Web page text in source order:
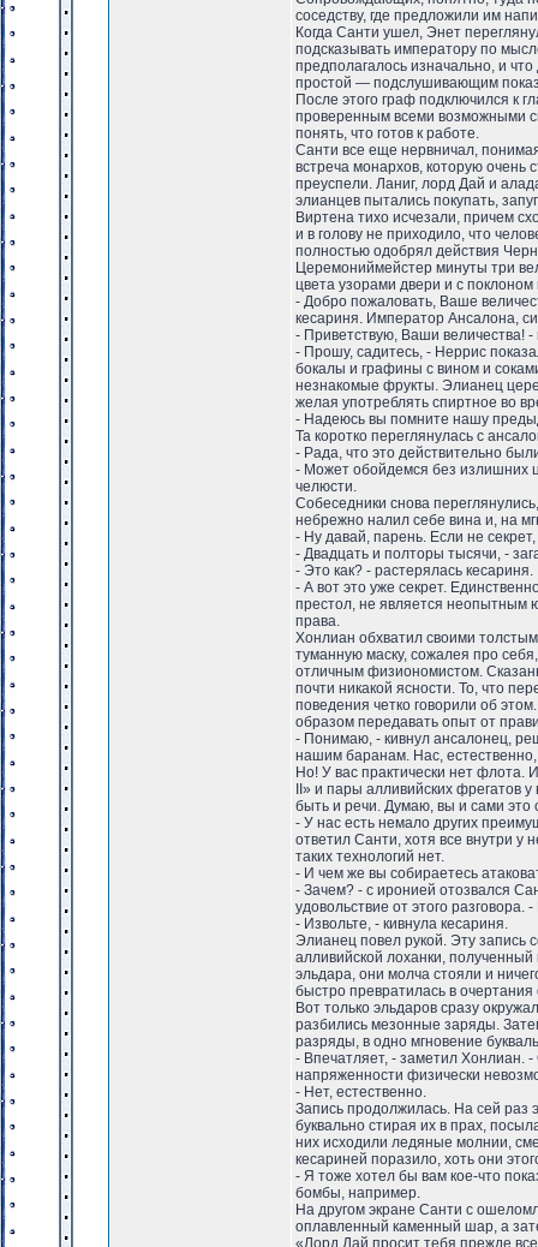
соседству, где предложили им
Когда Санти ушел, Энет
подсказывать императору по
предполагалось изначально, и
простой — подслушивающим
После этого граф подключился к
проверенным всеми возможными
понять, что готов к работе.
Санти все еще нервничал,
встреча монархов, которую очень
преуспели. Ланиг, лорд Дай и
элианцев пытались покупать,
Виртена тихо исчезали, причем
и в голову не приходило, что
полностью одобрял действия
Церемониймейстер минуты три
цвета узорами двери и с поклоном
- Добро пожаловать, Ваше
кесариня. Император Ансалона,
- Приветствую, Ваши величества!
- Прошу, садитесь, - Неррис
бокалы и графины с вином и
незнакомые фрукты. Элианец
желая употреблять спиртное во
- Надеюсь вы помните нашу
Та коротко переглянулась с
- Рада, что это действительно
- Может обойдемся без излишних
челюсти.
Собеседники снова
небрежно налил себе вина и, на
- Ну давай, парень. Если не
- Двадцать и полторы тысячи, -
- Это как? - растерялась кесариня.
- А вот это уже секрет.
престол, не является неопытным
права.
Хонлиан обхватил своими
туманную маску, сожалея про
отличным физиономистом.
почти никакой ясности. То, что
поведения четко говорили об
образом передавать опыт от
- Понимаю, - кивнул ансалонец,
нашим баранам. Нас,
Но! У вас практически нет флота.
II» и пары алливийских фрегатов
быть и речи. Думаю, вы и сами это
- У нас есть немало других
ответил Санти, хотя все внутри
таких технологий нет.
- И чем же вы собираетесь
- Зачем? - с иронией отозвался
удовольствие от этого
- Извольте, - кивнула кесариня.
Элианец повел рукой. Эту
алливийской лоханки,
эльдара, они молча стояли и
быстро превратилась в
Вот только эльдаров сразу
разбились мезонные заряды.
разряды, в одно мгновение
- Впечатляет, - заметил Хонлиан.
напряженности физически
- Нет, естественно.
Запись продолжилась. На сей раз
буквально стирая их в прах,
них исходили ледяные молнии,
кесариней поразило, хоть они
- Я тоже хотел бы вам кое-что
бомбы, например.
На другом экране Санти с
оплавленный каменный шар, а
«Лорд Дай просит тебя прежде